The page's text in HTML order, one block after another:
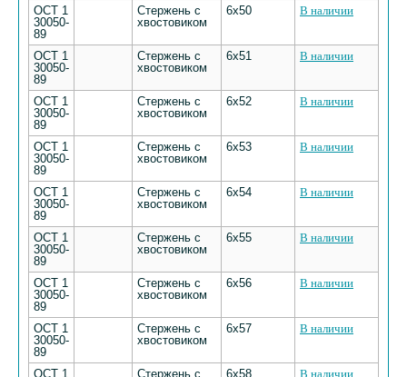
ОСТ 1
30050-
89
Стержень с
хвостовиком
6х50 В наличии
ОСТ 1
30050-
89
Стержень с
хвостовиком
6х51 В наличии
ОСТ 1
30050-
89
Стержень с
хвостовиком
6х52 В наличии
ОСТ 1
30050-
89
Стержень с
хвостовиком
6х53 В наличии
ОСТ 1
30050-
89
Стержень с
хвостовиком
6х54 В наличии
ОСТ 1
30050-
89
Стержень с
хвостовиком
6х55 В наличии
ОСТ 1
30050-
89
Стержень с
хвостовиком
6х56 В наличии
ОСТ 1
30050-
89
Стержень с
хвостовиком
6х57 В наличии
ОСТ 1
Стержень с
6х58 В наличии